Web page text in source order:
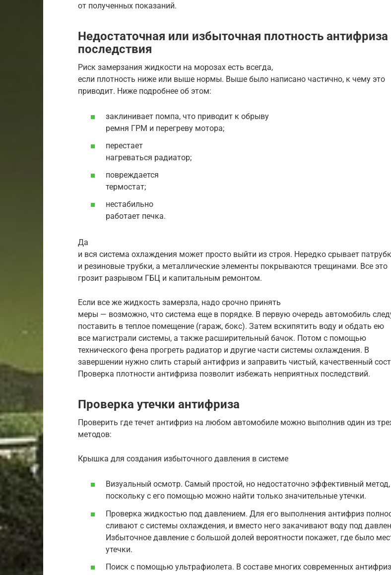
от полученных показаний.
Недостаточная или избыточная плотность антифриза
последствия
Риск замерзания жидкости на морозах есть всегда,
если плотность ниже или выше нормы. Выше было написано частично, к чему это
приводит. Ниже подробнее об этом:
заклинивает помпа, что приводит к обрыву
ремня ГРМ и перегреву мотора;
перестает
нагреваться радиатор;
повреждается
термостат;
нестабильно
работает печка.
Да
и вся система охлаждения может просто выйти из строя. Нередко срывает
и резиновые трубки, а металлические элементы покрываются трещинами. Все это
грозит разрывом ГБЦ и капитальным ремонтом.
Если все же жидкость замерзла, надо срочно принять
меры — возможно, что система еще в порядке. В первую очередь автомобиль
поставить в теплое помещение (гараж, бокс). Затем вскипятить воду и обдать ею
все магистрали системы, а также расширительный бачок. Потом с помощью
технического фена прогреть радиатор и другие части системы охлаждения. В
завершении нужно слить старый антифриз и заправить чистый, качественный
Проверка плотности антифриза позволит избежать неприятных последствий.
Проверка утечки антифриза
Проверить где течет антифриз на любом автомобиле можно выполнив один из
методов:
Крышка для создания избыточного давления в системе
Визуальный осмотр. Самый простой, но недостаточно эффективный метод,
поскольку с его помощью можно найти только значительные утечки.
Проверка жидкостью под давлением. Для его выполнения антифриз
сливают с системы охлаждения, и вместо него закачивают воду под
Избыточное давление с большой долей вероятности покажет, где было
утечки.
Поиск с помощью ультрафиолета. В составе многих современных